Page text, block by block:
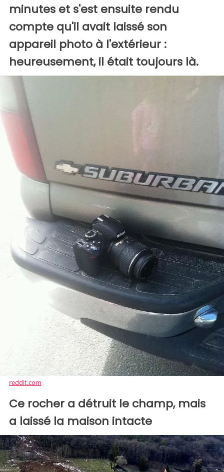
minutes et s'est ensuite rendu
compte qu'il avait laissé son
appareil photo à l'extérieur :
heureusement, il était toujours là.
reddit.com
Ce rocher a détruit le champ, mais
a laissé la maison intacte